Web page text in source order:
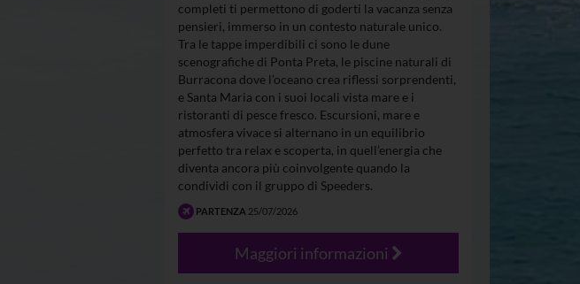
completi ti permettono di goderti la vacanza senza
pensieri, immerso in un contesto naturale unico.
Tra le tappe imperdibili ci sono le dune
scenografiche di Ponta Preta, le piscine naturali di
Burracona dove l’oceano crea riflessi sorprendenti,
e Santa Maria con i suoi locali vista mare e i
ristoranti di pesce fresco. Escursioni, mare e
atmosfera vivace si alternano in un equilibrio
perfetto tra relax e scoperta, in quell’energia che
diventa ancora più coinvolgente quando la
condividi con il gruppo di Speeders.
PARTENZA 25/07/2026
Maggiori informazioni